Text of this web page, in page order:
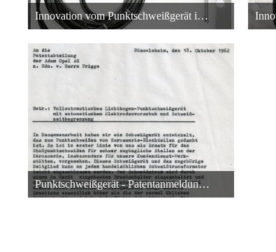
Innovation vom Punktschweißgerät in Rüsselsheim bei der Adam Opel AG
26. Oktober 2013 um 00:36
22
Punktschweißgerät - Patentanmeldung - Rüsselsheim Adam Opel AG
26. Oktober 2013 um 00:03